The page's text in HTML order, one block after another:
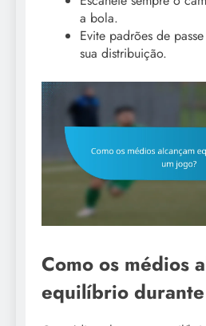
a bola.
Evite padrões de
sua distribuição.
Como os médios
equilíbrio